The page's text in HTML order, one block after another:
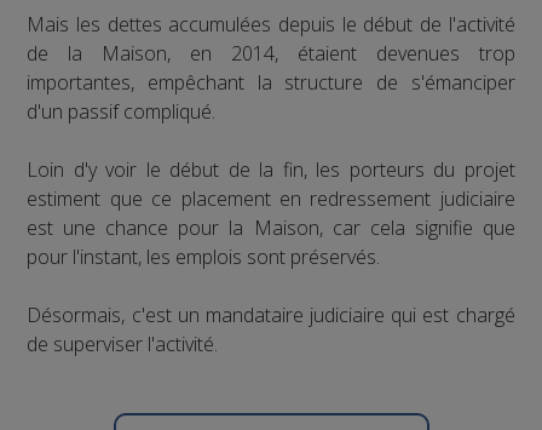
Mais les dettes accumulées depuis le début de l'activité
de la Maison, en 2014, étaient devenues trop
importantes, empêchant la structure de s'émanciper
d'un passif compliqué.
Loin d'y voir le début de la fin, les porteurs du projet
estiment que ce placement en redressement judiciaire
est une chance pour la Maison, car cela signifie que
pour l'instant, les emplois sont préservés.
Désormais, c'est un mandataire judiciaire qui est chargé
de superviser l'activité.